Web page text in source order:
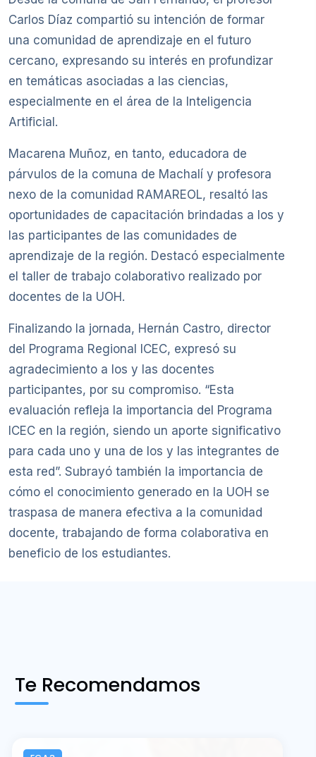
Carlos Díaz compartió su intención de formar
una comunidad de aprendizaje en el futuro
cercano, expresando su interés en profundizar
en temáticas asociadas a las ciencias,
especialmente en el área de la Inteligencia
Artificial.
Macarena Muñoz, en tanto, educadora de
párvulos de la comuna de Machalí y profesora
nexo de la comunidad RAMAREOL, resaltó las
oportunidades de capacitación brindadas a los y
las participantes de las comunidades de
aprendizaje de la región. Destacó especialmente
el taller de trabajo colaborativo realizado por
docentes de la UOH.
Finalizando la jornada, Hernán Castro, director
del Programa Regional ICEC, expresó su
agradecimiento a los y las docentes
participantes, por su compromiso. “Esta
evaluación refleja la importancia del Programa
ICEC en la región, siendo un aporte significativo
para cada uno y una de los y las integrantes de
esta red”. Subrayó también la importancia de
cómo el conocimiento generado en la UOH se
traspasa de manera efectiva a la comunidad
docente, trabajando de forma colaborativa en
beneficio de los estudiantes.
Te Recomendamos